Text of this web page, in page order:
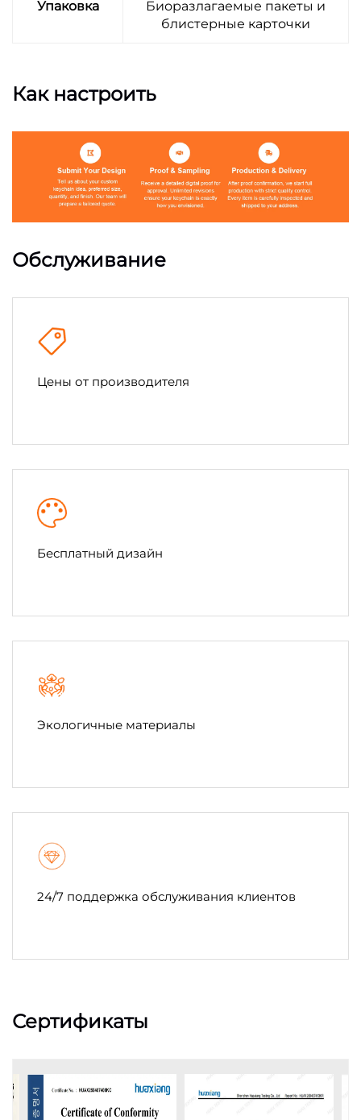
Упаковка
Биоразлагаемые пакеты и
блистерные карточки
Как настроить
Обслуживание
Цены от производителя
Бесплатный дизайн
Экологичные материалы
24/7 поддержка обслуживания клиентов
Сертификаты